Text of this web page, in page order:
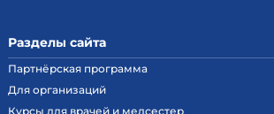
Разделы сайта
Партнёрская программа
Для организаций
Курсы для врачей и медсестер